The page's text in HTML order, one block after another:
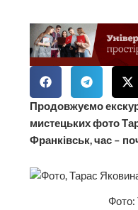
Продовжуємо
мистецьких фото
Франківськ, час –
Фото: